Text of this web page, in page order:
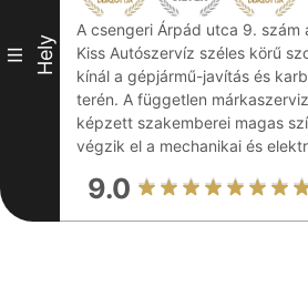
III Hely
A csengeri Árpád utca 9. szám
Kiss Autószervíz széles körű
kínál a gépjármű-javítás és
terén. A független
képzett szakemberei magas
végzik el a mechanikai és
9.0